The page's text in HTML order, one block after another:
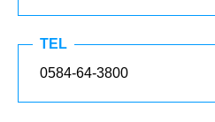
TEL
0584-64-3800